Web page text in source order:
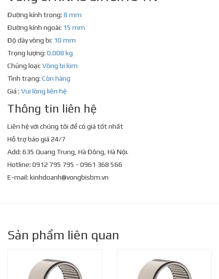
Đường kính trong: 8 mm
Đường kính ngoài: 15 mm
Độ dày vòng bi: 10 mm
Trọng lượng: 0.008 kg
Chủng loại: Vòng bi kim
Tình trạng: Còn hàng
Giá : Vui lòng liên hệ
Thông tin liên hệ
Liên hệ với chúng tôi để có giá tốt nhất
Hỗ trợ báo giá 24/7
Add: 635 Quang Trung, Hà Đông, Hà Nội.
Hotline: 0912 795 795 - 0961 368 566
E-mail: kinhdoanh@vongbisbm.vn
Sản phẩm liên quan